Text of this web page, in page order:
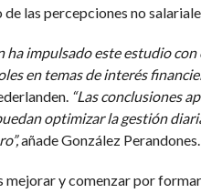
las percepciones no
ha impulsado este estudio
en temas de interés
“Las conclusiones
optimizar la gestión
añade González Perandones.
mejorar y comenzar por